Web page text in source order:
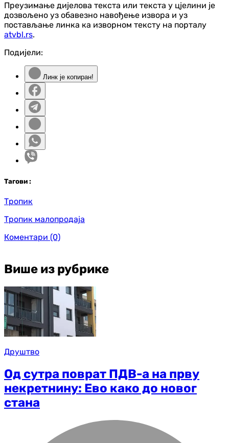
Преузимање дијелова текста или текста у цјелини је
дозвољено уз обавезно навођење извора и уз
постављање линка ка изворном тексту на порталу
atvbl.rs.
Подијели:
Линк је копиран!
Тагови :
Тропик
Тропик малопродаја
Коментари (0)
Више из рубрике
Друштво
Од сутра поврат ПДВ-а на прву
некретнину: Ево како до новог
стана